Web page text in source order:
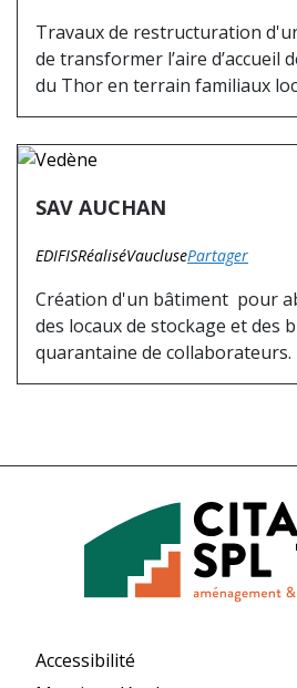
Travaux de restructuration
de transformer l’aire d’accueil
du Thor en terrain familiaux
SAV AUCHAN
EDIFISRéaliséVauclusePartager
Création d'un bâtiment pour
des locaux de stockage et des
quarantaine de collaborateurs.
Accessibilité